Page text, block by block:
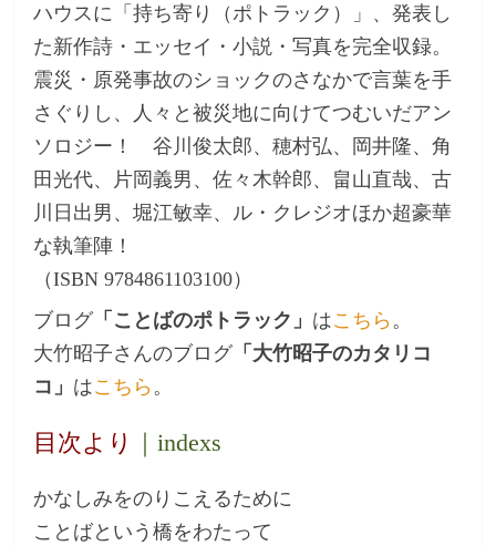
ハウスに「持ち寄り（ポトラック）」、発表し
た新作詩・エッセイ・小説・写真を完全収録。
震災・原発事故のショックのさなかで言葉を手
さぐりし、人々と被災地に向けてつむいだアン
ソロジー！ 谷川俊太郎、穂村弘、岡井隆、角
田光代、片岡義男、佐々木幹郎、畠山直哉、古
川日出男、堀江敏幸、ル・クレジオほか超豪華
な執筆陣！
（ISBN 9784861103100）
ブログ「ことばのポトラック」 はこちら 。
大竹昭子さんのブログ「大竹昭子のカタリコ
コ」 はこちら 。
目次より ｜indexs
かなしみをのりこえるために
ことばという橋をわたって